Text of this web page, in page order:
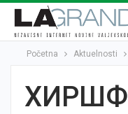
Početna Aktuelnosti